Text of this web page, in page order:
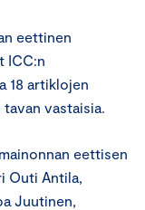
eettinen
ICC:n
18 artiklojen
vastaisia.
eettisen
Outi Antila,
Juutinen,